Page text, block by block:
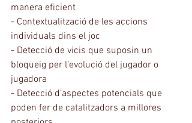
manera eﬁcient
- Contextualització de les accions
individuals dins el joc
- Detecció de vicis que suposin un
bloqueig per l’evolució del jugador o
jugadora
- Detecció d’aspectes potencials que
poden fer de catalitzadors a millores